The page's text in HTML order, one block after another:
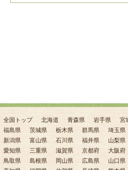
全国トップ 北海道 青森県 岩手県 宮
福島県
茨城県 栃木県 群馬県 埼玉県
新潟県
富山県 石川県 福井県 山梨県
愛知県
三重県 滋賀県 京都府 大阪府
鳥取県
島根県 岡山県 広島県 山口県